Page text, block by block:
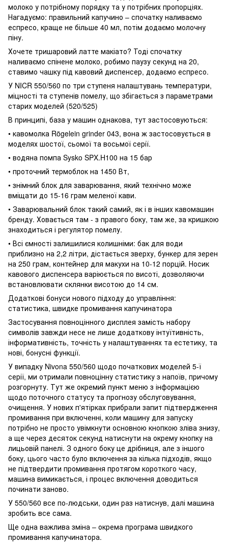
молоко у потрібному порядку та у потрібних пропорціях.
Нагадуємо: правильний капучино – спочатку наливаємо
еспресо, краще не більше 40 мл, потім додаємо молочну
піну.
Хочете тришаровий латте макіато? Тоді спочатку
наливаємо спінене молоко, робимо паузу секунд на 20,
ставимо чашку під кавовий диспенсер, додаємо еспресо.
У NICR 550/560 по три ступеня налаштувань температури,
міцності та ступенів помелу, що збігається з параметрами
старих моделей (520/525)
В принципі, база у машин однакова, тут застосовуються:
• кавомолка Rögelein grinder 043, вона ж застосовується в
моделях шостої, сьомої та восьмої серії.
• водяна помпа Sysko SPX.H100 на 15 бар
• проточний термоблок на 1450 Вт,
• знімний блок для заварювання, який технічно може
вміщати до 15-16 грам меленої кави.
• Заварювальний блок такий самий, як і в інших кавомашин
бренду. Ховається там - з правого боку, там же, за кришкою
знаходиться і регулятор помелу.
• Всі ємності залишилися колишніми: бак для води
приблизно на 2,2 літри, дістається зверху, бункер для зерен
на 250 грам, контейнер для макухи на 10-12 порцій. Носик
кавового диспенсера варіюється по висоті, дозволяючи
встановлювати склянки висотою до 14 см.
Додаткові бонуси нового підходу до управління:
статистика, швидке промивання капучинатора
Застосування повноцінного дисплея замість набору
символів завжди несе не лише додаткову інтуїтивність,
інформативність, точність у налаштуваннях та естетику, та
нові, бонусні функції.
У випадку Nivona 550/560 щодо початкових моделей 5-ї
серії, ми отримали повноцінну статистику з напоїв, причому
розгорнуту. Тут же окремий пункт меню з інформацією
щодо поточного статусу та прогнозу обслуговування,
очищення. У нових п'ятірках прибрали запит підтвердження
промивання при включенні, коли машину для запуску
потрібно не просто увімкнути основною кнопкою зліва знизу,
а ще через десяток секунд натиснути на окрему кнопку на
лицьовій панелі. З одного боку це дрібниця, але з іншого
боку, цього часто було включення за кілька підходів, якщо
не підтвердити промивання протягом короткого часу,
машина вимикається, і процес включення доводиться
починати заново.
У 550/560 все по-людськи, один раз натиснув, далі машина
зробить все сама.
Ще одна важлива зміна – окрема програма швидкого
промивання капучинатора.